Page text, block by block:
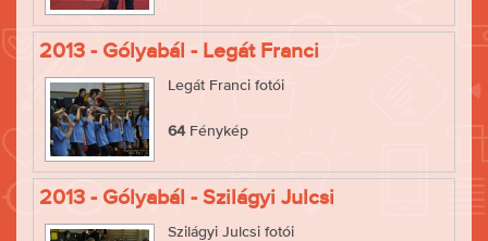
2013 - Gólyabál - Legát Franci
Legát Franci fotói
64 Fénykép
2013 - Gólyabál - Szilágyi Julcsi
Szilágyi Julcsi fotói